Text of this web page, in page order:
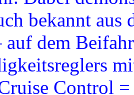
bekannt
dem
Control